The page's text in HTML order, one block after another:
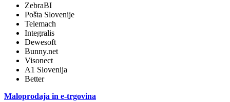
ZebraBI
Pošta Slovenije
Telemach
Integralis
Dewesoft
Bunny.net
Visonect
A1 Slovenija
Better
Maloprodaja in e-trgovina